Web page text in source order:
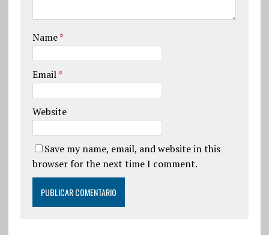
Name*
Email*
Website
Save my name, email, and website in this
browser for the next time I comment.